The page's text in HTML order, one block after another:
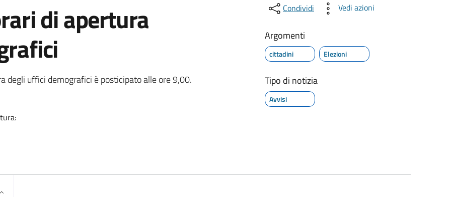
di apertura
degli uffici demografici è posticipato alle ore 9,00.
Condividi Vedi azioni
Argomenti
cittadini Elezioni
Tipo di notizia
Avvisi